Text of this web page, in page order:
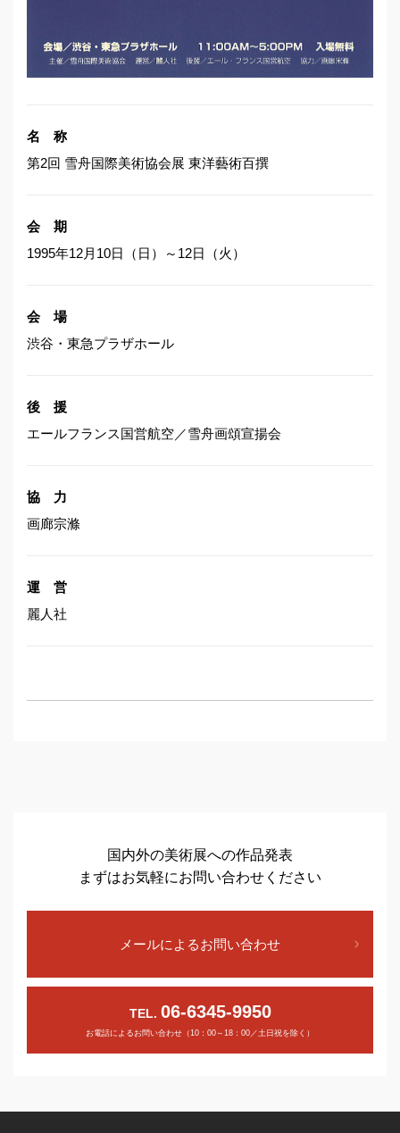
名 称
第2回 雪舟国際美術協会展 東洋藝術百撰
会 期
1995年12月10日（日）～12日（火）
会 場
渋谷・東急プラザホール
後 援
エールフランス国営航空／雪舟画頌宣揚会
協 力
画廊宗滌
運 営
麗人社
国内外の美術展への作品発表
まずはお気軽にお問い合わせください
メールによるお問い合わせ
TEL. 06-6345-9950
お電話によるお問い合わせ（10：00～18：00／土日祝を除く）